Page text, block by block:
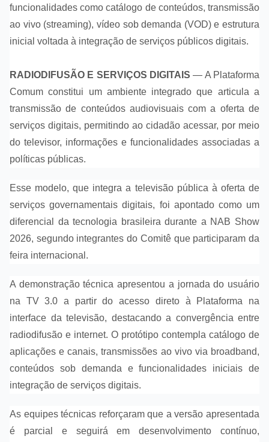
funcionalidades como catálogo de conteúdos, transmissão
ao vivo (streaming), vídeo sob demanda (VOD) e estrutura
inicial voltada à integração de serviços públicos digitais.
RADIODIFUSÃO E SERVIÇOS DIGITAIS — A Plataforma
Comum constitui um ambiente integrado que articula a
transmissão de conteúdos audiovisuais com a oferta de
serviços digitais, permitindo ao cidadão acessar, por meio
do televisor, informações e funcionalidades associadas a
políticas públicas.
Esse modelo, que integra a televisão pública à oferta de
serviços governamentais digitais, foi apontado como um
diferencial da tecnologia brasileira durante a NAB Show
2026, segundo integrantes do Comitê que participaram da
feira internacional.
A demonstração técnica apresentou a jornada do usuário
na TV 3.0 a partir do acesso direto à Plataforma na
interface da televisão, destacando a convergência entre
radiodifusão e internet. O protótipo contempla catálogo de
aplicações e canais, transmissões ao vivo via broadband,
conteúdos sob demanda e funcionalidades iniciais de
integração de serviços digitais.
As equipes técnicas reforçaram que a versão apresentada
é parcial e seguirá em desenvolvimento contínuo,